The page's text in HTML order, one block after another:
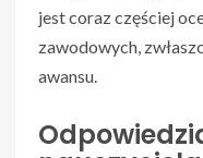
jest coraz częściej
zawodowych,
awansu.